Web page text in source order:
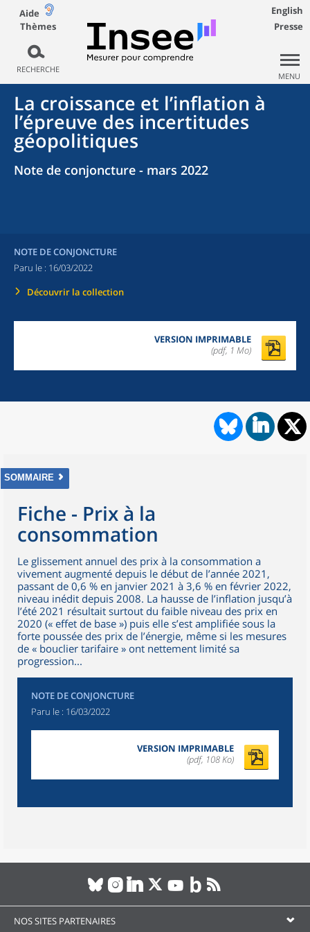
Aide
Thèmes
RECHERCHE
English
Presse
MENU
La croissance et l’inflation à
l’épreuve des incertitudes
géopolitiques
Note de conjoncture - mars 2022
NOTE DE CONJONCTURE
Paru le : 16/03/2022
Découvrir la collection
VERSION IMPRIMABLE
(pdf, 1 Mo)
SOMMAIRE
Fiche - Prix à la
consommation
Le glissement annuel des prix à la consommation a
vivement augmenté depuis le début de l’année 2021,
passant de 0,6 % en janvier 2021 à 3,6 % en février 2022,
niveau inédit depuis 2008. La hausse de l’inflation jusqu’à
l’été 2021 résultait surtout du faible niveau des prix en
2020 (« effet de base ») puis elle s’est amplifiée sous la
forte poussée des prix de l’énergie, même si les mesures
de « bouclier tarifaire » ont nettement limité sa
progression...
NOTE DE CONJONCTURE
Paru le : 16/03/2022
VERSION IMPRIMABLE
(pdf, 108 Ko)
NOS SITES PARTENAIRES